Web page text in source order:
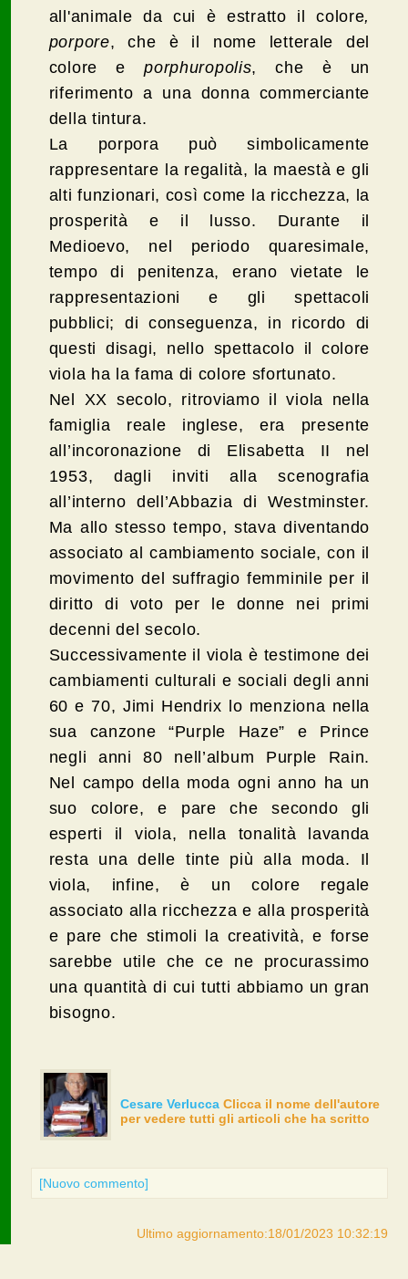
all'animale da cui è estratto il colore,
porpore, che è il nome letterale del
colore eporphuropolis, che è un
riferimento a una donna commerciante
della tintura.
La porpora può simbolicamente
rappresentare la regalità, la maestà e gli
alti funzionari, così come la ricchezza, la
prosperità e il lusso. Durante il
Medioevo, nel periodo quaresimale,
tempo di penitenza, erano vietate le
rappresentazioni e gli spettacoli
pubblici; di conseguenza, in ricordo di
questi disagi, nello spettacolo il colore
viola ha la fama di colore sfortunato.
Nel XX secolo, ritroviamo il viola nella
famiglia reale inglese, era presente
all’incoronazione di Elisabetta II nel
1953, dagli inviti alla scenografia
all’interno dell’Abbazia di Westminster.
Ma allo stesso tempo, stava diventando
associato al cambiamento sociale, con il
movimento del suffragio femminile per il
diritto di voto per le donne nei primi
decenni del secolo.
Successivamente il viola è testimone dei
cambiamenti culturali e sociali degli anni
60 e 70, Jimi Hendrix lo menziona nella
sua canzone “Purple Haze” e Prince
negli anni 80 nell’album Purple Rain.
Nel campo della moda ogni anno ha un
suo colore, e pare che secondo gli
esperti il viola, nella tonalità lavanda
resta una delle tinte più alla moda. Il
viola, infine, è un colore regale
associato alla ricchezza e alla prosperità
e pare che stimoli la creatività, e forse
sarebbe utile che ce ne procurassimo
una quantità di cui tutti abbiamo un gran
bisogno.
Cesare Verlucca Clicca il nome dell'autore
per vedere tutti gli articoli che ha scritto
[Nuovo commento]
Ultimo aggiornamento:18/01/2023 10:32:19